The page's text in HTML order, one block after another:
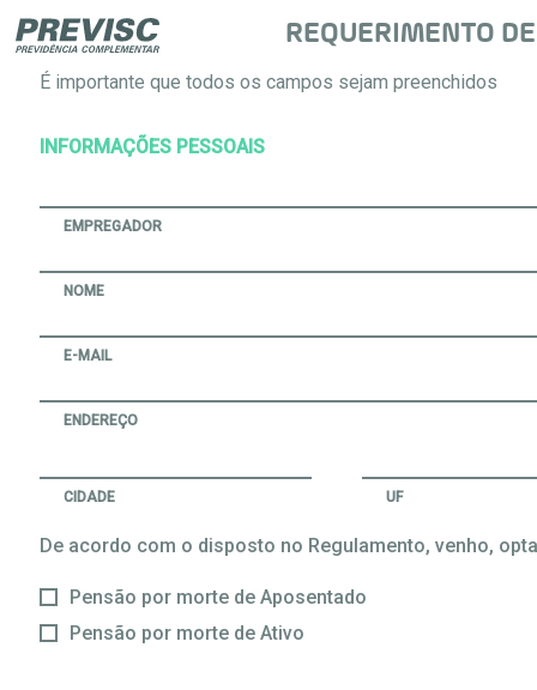
REQUERIMENTO
É importante que todos os campos sejam preenchidos
INFORMAÇÕES PESSOAIS
EMPREGADOR
NOME
E-MAIL
ENDEREÇO
CIDADE UF
De acordo com o disposto no Regulamento, venho,
Pensão por morte de Aposentado
Pensão por morte de Ativo